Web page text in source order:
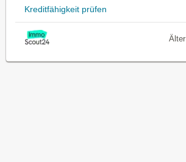
Kreditfähigkeit prüfen